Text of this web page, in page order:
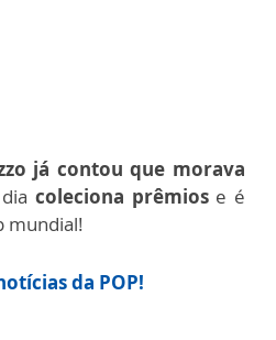
já contou que morava
diacoleciona prêmiose é
mundial!
da POP!